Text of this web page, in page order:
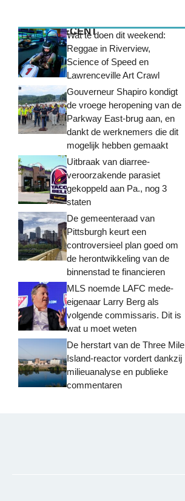
MEEST RECENTWat te doen dit weekend:
Reggae in Riverview,
Science of Speed ​​en
Lawrenceville Art Crawl
Gouverneur Shapiro kondigt
de vroege heropening van de
Parkway East-brug aan, en
dankt de werknemers die dit
mogelijk hebben gemaakt
Uitbraak van diarree-
veroorzakende parasiet
gekoppeld aan Pa., nog 3
staten
De gemeenteraad van
Pittsburgh keurt een
controversieel plan goed om
de herontwikkeling van de
binnenstad te financieren
MLS noemde LAFC mede-
eigenaar Larry Berg als
volgende commissaris. Dit is
wat u moet weten
De herstart van de Three Mile
Island-reactor vordert dankzij
milieuanalyse en publieke
commentaren